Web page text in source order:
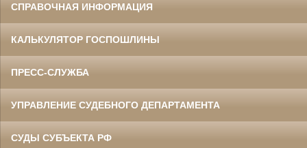
СПРАВОЧНАЯ ИНФОРМАЦИЯ
КАЛЬКУЛЯТОР ГОСПОШЛИНЫ
ПРЕСС-СЛУЖБА
УПРАВЛЕНИЕ СУДЕБНОГО ДЕПАРТАМЕНТА
СУДЫ СУБЪЕКТА РФ